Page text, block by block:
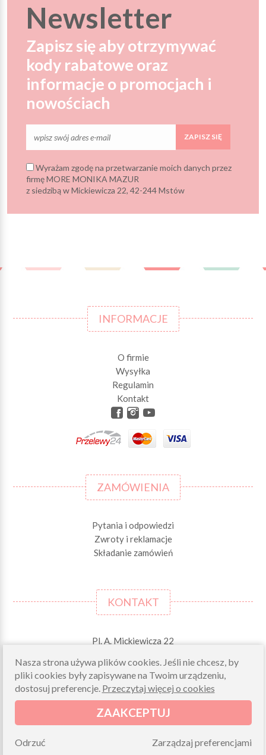
Newsletter
Zapisz się aby otrzymywać
kody rabatowe oraz
informacje o promocjach i
nowościach
ZAPISZ SIĘ
Wyrażam zgodę na przetwarzanie moich danych przez
firmę MORE MONIKA MAZUR
z siedzibą w Mickiewicza 22, 42-244 Mstów
INFORMACJE
O firmie
Wysyłka
Regulamin
Kontakt
ZAMÓWIENIA
Pytania i odpowiedzi
Zwroty i reklamacje
Składanie zamówień
KONTAKT
Pl. A. Mickiewicza 22
Odbiory osobiste (zamówienia opłacone on-line)
pn-pt 10.00-16.00
sklep@morelkowe.pl
+48 34 506 50 60
+48 34 506 50 70
NIP 573 262 56 01
Nasza strona używa plików cookies. Jeśli nie chcesz, by
pliki cookies były zapisywane na Twoim urządzeniu,
dostosuj preferencje. Przeczytaj więcej o cookies
ZAAKCEPTUJ
Zarządzaj preferencjami
Odrzuć